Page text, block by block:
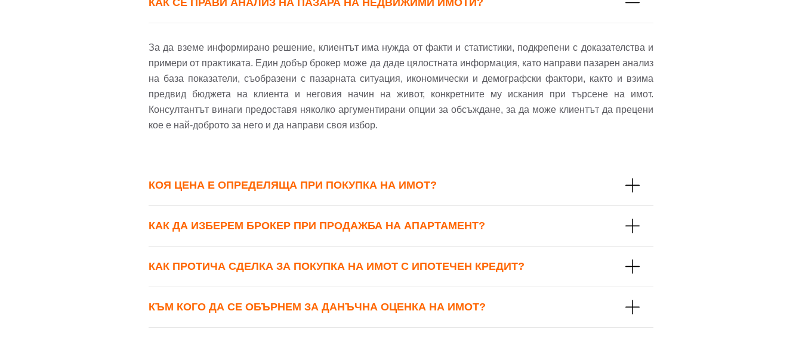
или използвай профил
За да вземе информирано решение, клиентът има нужда от факти и статистики, подкрепени с доказателства и
примери от практиката. Един добър брокер може да даде цялостната информация, като направи пазарен анализ
на база показатели, съобразени с пазарната ситуация, икономически и демографски фактори, както и взима
предвид бюджета на клиента и неговия начин на живот, конкретните му искания при търсене на имот.
Консултантът винаги предоставя няколко аргументирани опции за обсъждане, за да може клиентът да прецени
кое е най-доброто за него и да направи своя избор.
КОЯ ЦЕНА Е ОПРЕДЕЛЯЩА ПРИ ПОКУПКА НА ИМОТ?
КАК ДА ИЗБЕРЕМ БРОКЕР ПРИ ПРОДАЖБА НА АПАРТАМЕНТ?
КАК ПРОТИЧА СДЕЛКА ЗА ПОКУПКА НА ИМОТ С ИПОТЕЧЕН КРЕДИТ?
КЪМ КОГО ДА СЕ ОБЪРНЕМ ЗА ДАНЪЧНА ОЦЕНКА НА ИМОТ?